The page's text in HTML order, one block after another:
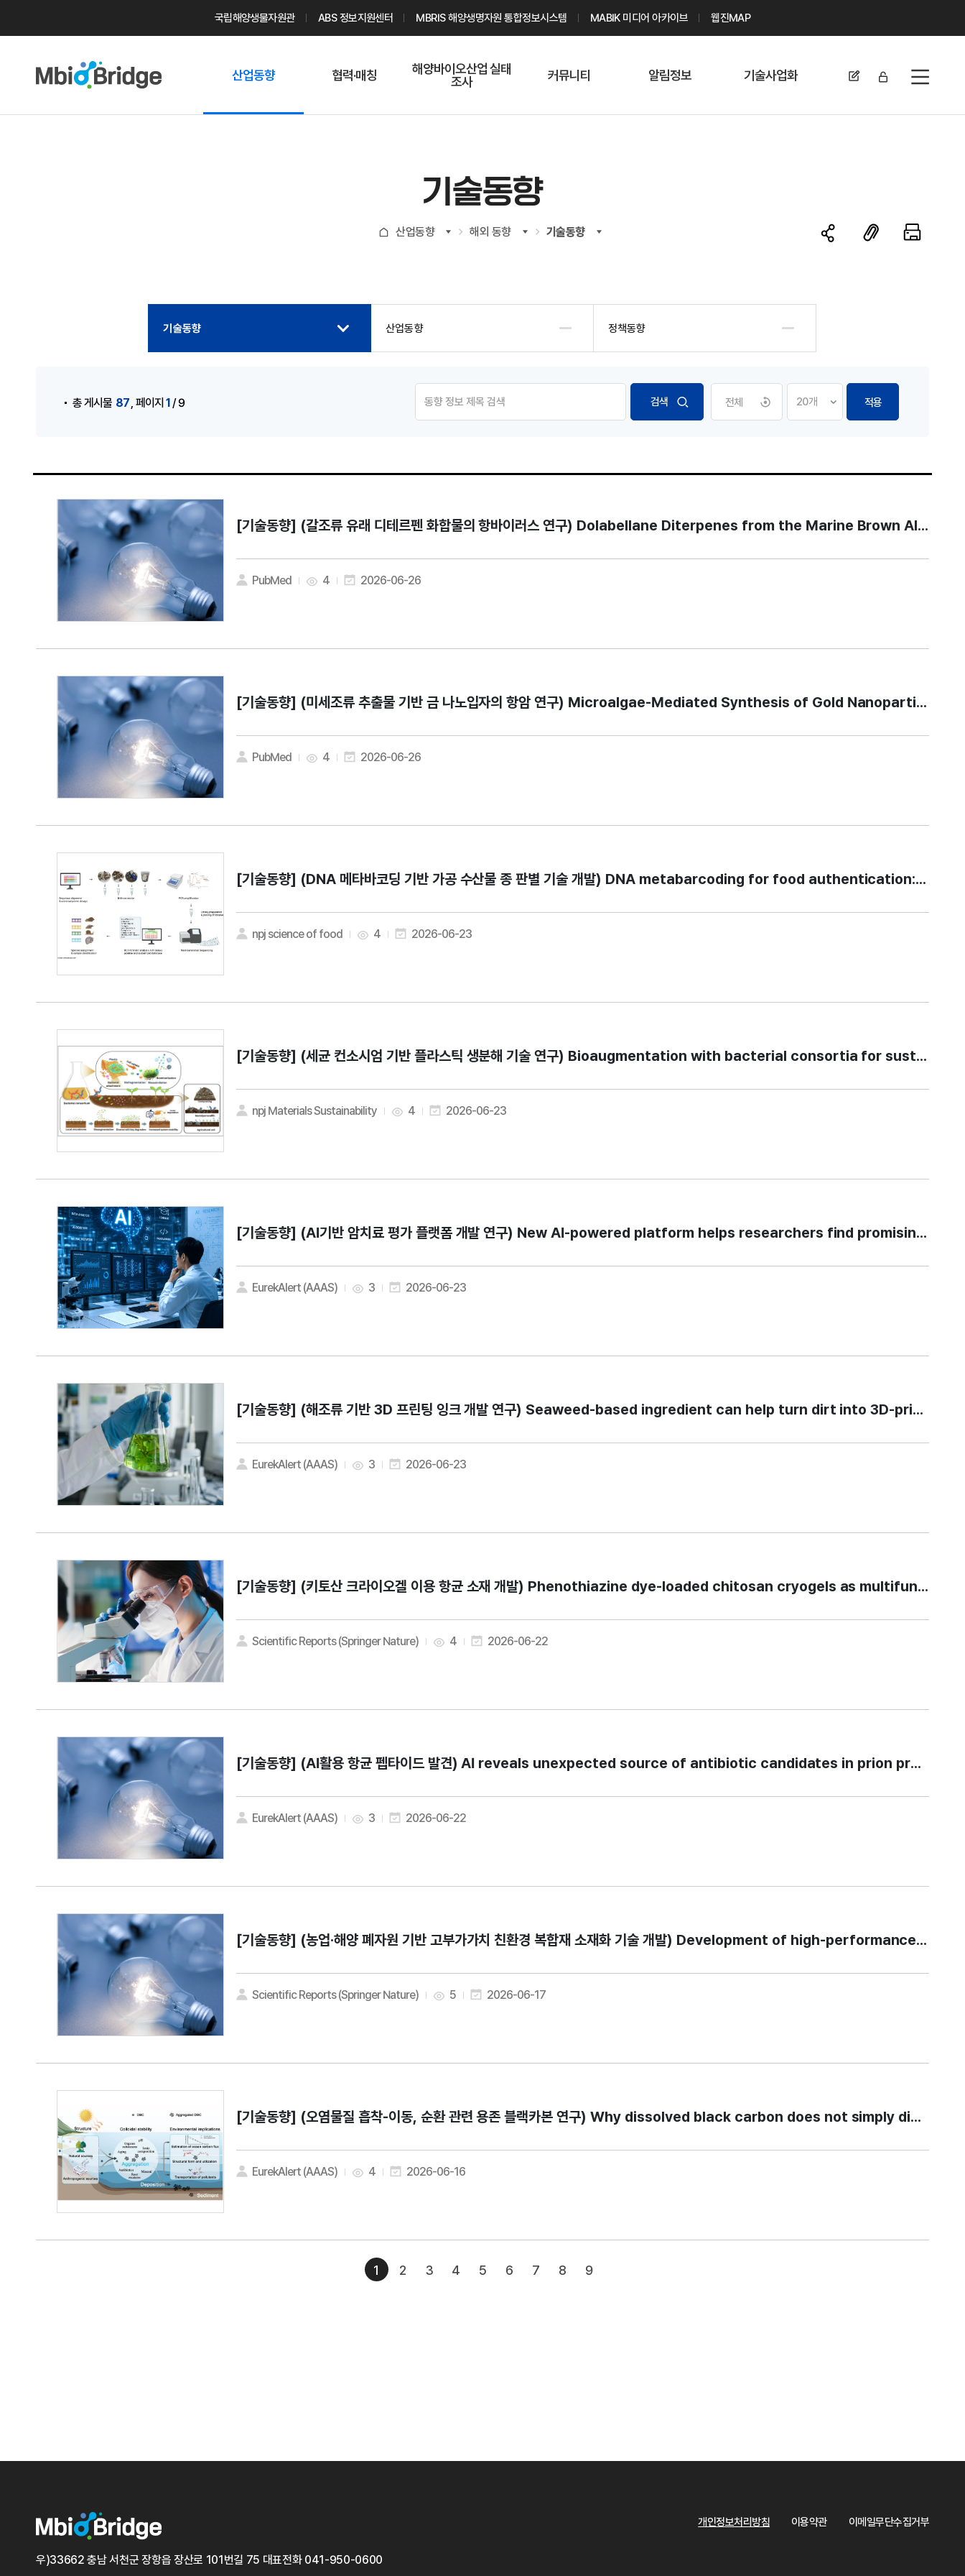
국립해양생물자원관 ABS 정보지원센터 MBRIS 해양생명자원 통합정보시스템 MABIK 미디어 아카이브 웹진MAP
전체메뉴
산업동향 협력·매칭
해양바이오산업 실태
조사
커뮤니티
해양바이오
기업현황
알림정보 기술사업화
기술동향
산업동향 해외 동향 기술동향
기술동향 산업동향 정책동향
총 게시물 87 ,페이지1/ 9 전체 적용
[기술동향] (갈조류 유래 디테르펜 화합물의 항바이러스 연구) Dolabellane Diterpenes from the Marine Brown
PubMed 4 2026-06-26
[기술동향] (미세조류 추출물 기반 금 나노입자의 항암 연구) Microalgae-Mediated Synthesis of Gold
PubMed 4 2026-06-26
[기술동향] (DNA 메타바코딩 기반 가공 수산물 종 판별 기술 개발) DNA metabarcoding for food
npj science of food 4 2026-06-23
[기술동향] (세균 컨소시엄 기반 플라스틱 생분해 기술 연구) Bioaugmentation with bacterial consortia for
npj Materials Sustainability 4 2026-06-23
[기술동향] (AI기반 암치료 평가 플랫폼 개발 연구) New AI-powered platform helps researchers find promising
EurekAlert (AAAS) 3 2026-06-23
[기술동향] (해조류 기반 3D 프린팅 잉크 개발 연구) Seaweed-based ingredient can help turn dirt into 3D-printed
EurekAlert (AAAS) 3 2026-06-23
[기술동향] (키토산 크라이오겔 이용 항균 소재 개발) Phenothiazine dye-loaded chitosan cryogels as
Scientific Reports (Springer Nature) 4 2026-06-22
[기술동향] (AI활용 항균 펩타이드 발견) AI reveals unexpected source of antibiotic candidates in prion proteins
EurekAlert (AAAS) 3 2026-06-22
[기술동향] (농업·해양 폐자원 기반 고부가가치 친환경 복합재 소재화 기술 개발) Development of high-
Scientific Reports (Springer Nature) 5 2026-06-17
[기술동향] (오염물질 흡착-이동, 순환 관련 용존 블랙카본 연구) Why dissolved black carbon does not simply
EurekAlert (AAAS) 4 2026-06-16
1 2 3 4 5 6 7 8 9
개인정보처리방침 이용약관 이메일무단수집거부
우)33662 충남 서천군 장항읍 장산로 101번길 75 대표전화 041-950-0600